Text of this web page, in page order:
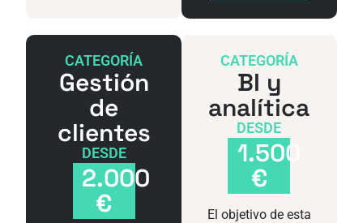
CATEGORÍA
Gestión
de
clientes
DESDE
2.000
€
CATEGORÍA
BI y
analítica
DESDE
1.500
€
El objetivo de esta